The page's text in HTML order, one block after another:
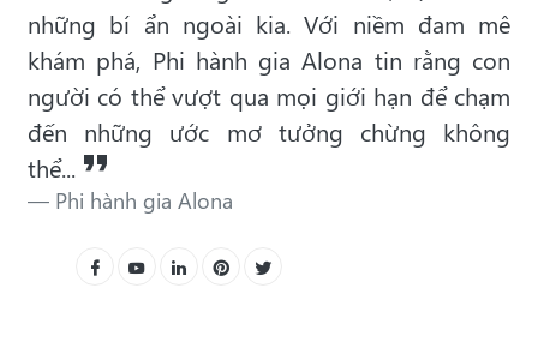
những bí ẩn ngoài kia. Với niềm đam mê
khám phá, Phi hành gia Alona tin rằng con
người có thể vượt qua mọi giới hạn để chạm
đến những ước mơ tưởng chừng không
thể...
Phi hành gia Alona